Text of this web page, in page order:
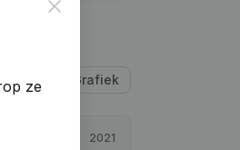
Grafiek
2021
Close
ze